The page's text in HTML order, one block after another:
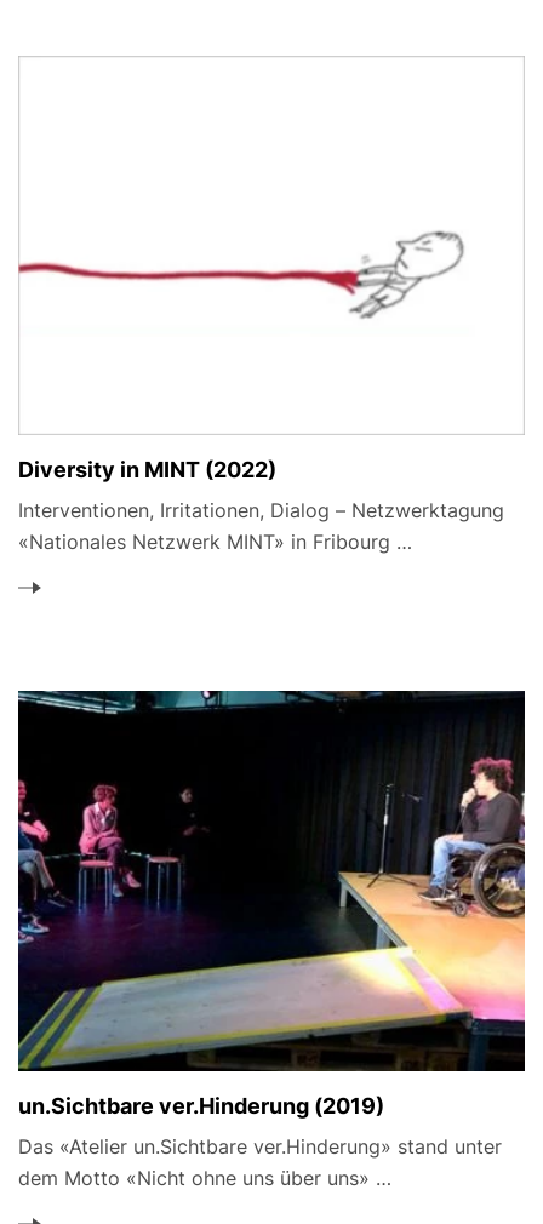
Diversity in MINT (2022)
Interventionen, Irritationen, Dialog – Netzwerktagung
«Nationales Netzwerk MINT» in Fribourg …
un.Sichtbare ver.Hinderung (2019)
Das «Atelier un.Sichtbare ver.Hinderung» stand unter
dem Motto «Nicht ohne uns über uns» …